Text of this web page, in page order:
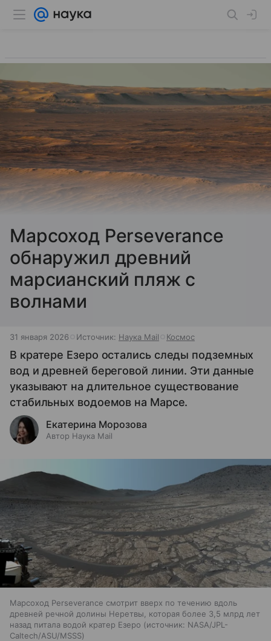
Марсоход Perseverance
обнаружил древний
марсианский пляж с
волнами
31 января 2026 Источник: Наука Mail Космос
В кратере Езеро остались следы подземных
вод и древней береговой линии. Эти данные
указывают на длительное существование
стабильных водоемов на Марсе.
Екатерина Морозова
Автор Наука Mail
Марсоход Perseverance смотрит вверх по течению вдоль
древней речной долины Неретвы, которая более 3,5 млрд лет
назад питала водой кратер Езеро
источник: NASA/JPL-
Caltech/ASU/MSSS